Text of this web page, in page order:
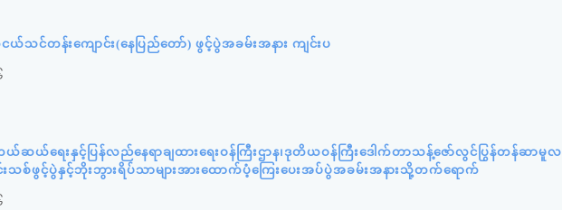
သင်တန်းကျောင်း(နေပြည်တော်) ဖွင့်ပွဲအခမ်းအနား ကျင်းပ
ဆယ်ရေးနှင့်ပြန်လည်နေရာချထားရေးဝန်ကြီးဌာန၊ဒုတိယဝန်ကြီးဒေါက်တာသန့်ဇော်လွင်ပြွန်တန်ဆာမူလ
းသစ်ဖွင့်ပွဲနှင့်ဘိုးဘွားရိပ်သာများအားထောက်ပံ့ကြေးပေးအပ်ပွဲအခမ်းအနားသို့တက်ရောက်